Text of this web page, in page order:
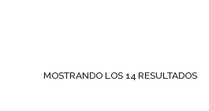
MOSTRANDO LOS 14 RESULTADOS